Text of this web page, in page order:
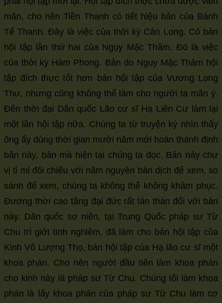
mãn, cho nên Tiền Thanh có tiết hiệu bản của Bành
Tế Thanh. Đây là việc của thời kỳ Càn Long. Có bản
hội tập lần thứ hai của Ngụy Mặc Thâm. Đó là việc
của thời kỳ Hàm Phong. Bản do Ngụy Mặc Thâm hội
tập đích thực tốt hơn bản hội tập của Vương Long
Thư, nhưng cũng không thể làm cho người ta mãn ý.
Đến thời đại Dân quốc Lão cư sĩ Hạ Liên Cư làm lại
một lần hội tập nữa. Chúng ta từ truyện ký nhìn thấy
ông ấy dùng thời gian mười năm mới hoàn thành định
bản này, bản mà hiện tại chúng ta đọc. Bản này chư
vị tỉ mỉ đối chiếu với năm nguyên bản dịch để xem, so
sánh để xem, chúng ta không thể không khâm phục.
Đương thời cao tăng đại đức rất tán thán đối với bản
này. Dân quốc sơ niên, tại Trung Quốc pháp sư Từ
Chu trì giới tinh nghiêm, đã làm cho bản hội tập của
Kinh Vô Lượng Thọ, bản hội tập của Hạ lão cư sĩ một
khoa phán. Cho nên người đầu tiên làm khoa phán
cho kinh này là pháp sư Từ Chu. Chúng tôi làm khoa
phán là lấy khoa phán của pháp sư Từ Chu làm cơ